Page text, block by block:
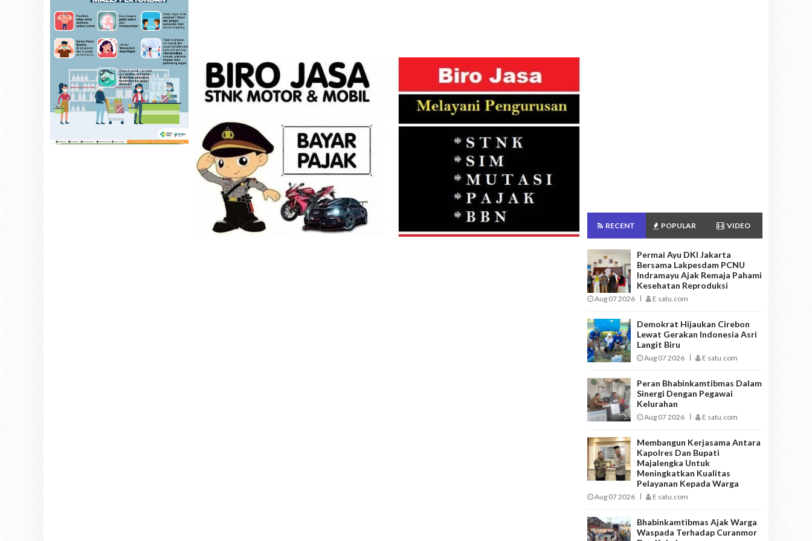
RECENT POPULAR VIDEO
Permai Ayu DKI Jakarta
Bersama Lakpesdam PCNU
Indramayu Ajak Remaja Pahami
Kesehatan Reproduksi
Aug 07 2026 E satu.com
Demokrat Hijaukan Cirebon
Lewat Gerakan Indonesia Asri
Langit Biru
Aug 07 2026 E satu.com
Peran Bhabinkamtibmas Dalam
Sinergi Dengan Pegawai
Kelurahan
Aug 07 2026 E satu.com
Membangun Kerjasama Antara
Kapolres Dan Bupati
Majalengka Untuk
Meningkatkan Kualitas
Pelayanan Kepada Warga
Aug 07 2026 E satu.com
Bhabinkamtibmas Ajak Warga
Waspada Terhadap Curanmor